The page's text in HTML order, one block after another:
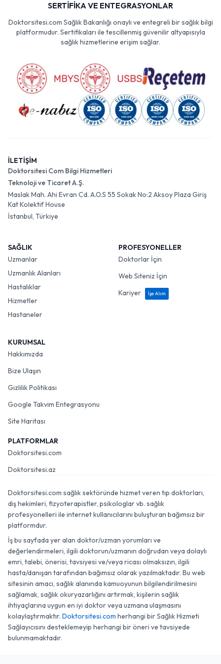
SERTİFİKA VE ENTEGRASYONLAR
Doktorsitesi.com Sağlık Bakanlığı onaylı ve entegreli bir sağlık bilgi
platformudur. Sertifikaları ile tescillenmiş güvenilir altyapısıyla
sağlık hizmetlerine erişim sağlar.
İLETİŞİM
Doktorsitesi Com Bilgi Hizmetleri
Teknoloji ve Ticaret A.Ş.
Maslak Mah. Ahi Evran Cd. A.O.S 55 Sokak No:2 Aksoy Plaza Giriş
Kat Kolektif House
İstanbul, Türkiye
SAĞLIK
Uzmanlar
Uzmanlık Alanları
Hastalıklar
Hizmetler
Hastaneler
PROFESYONELLER
Doktorlar İçin
Web Siteniz İçin
Kariyer
İşe Alım
KURUMSAL
Hakkımızda
Bize Ulaşın
Gizlilik Politikası
Google Takvim Entegrasyonu
Site Haritası
PLATFORMLAR
Doktorsitesi.com
Doktorsitesi.az
Doktorsitesi.com sağlık sektöründe hizmet veren tıp doktorları,
diş hekimleri, fizyoterapistler, psikologlar vb. sağlık
profesyonelleri ile internet kullanıcılarını buluşturan bağımsız bir
platformdur.
İş bu sayfada yer alan doktor/uzman yorumları ve
değerlendirmeleri, ilgili doktorun/uzmanın doğrudan veya dolaylı
emri, talebi, önerisi, tavsiyesi ve/veya ricası olmaksızın, ilgili
hasta/danışan tarafından bağımsız olarak yazılmaktadır. Bu web
sitesinin amacı, sağlık alanında kamuoyunun bilgilendirilmesini
sağlamak, sağlık okuryazarlığını artırmak, kişilerin sağlık
ihtiyaçlarına uygun en iyi doktor veya uzmana ulaşmasını
kolaylaştırmaktır. Doktorsitesi.com herhangi bir Sağlık Hizmeti
Sağlayıcısını desteklemeyip herhangi bir öneri ve tavsiyede
bulunmamaktadır.